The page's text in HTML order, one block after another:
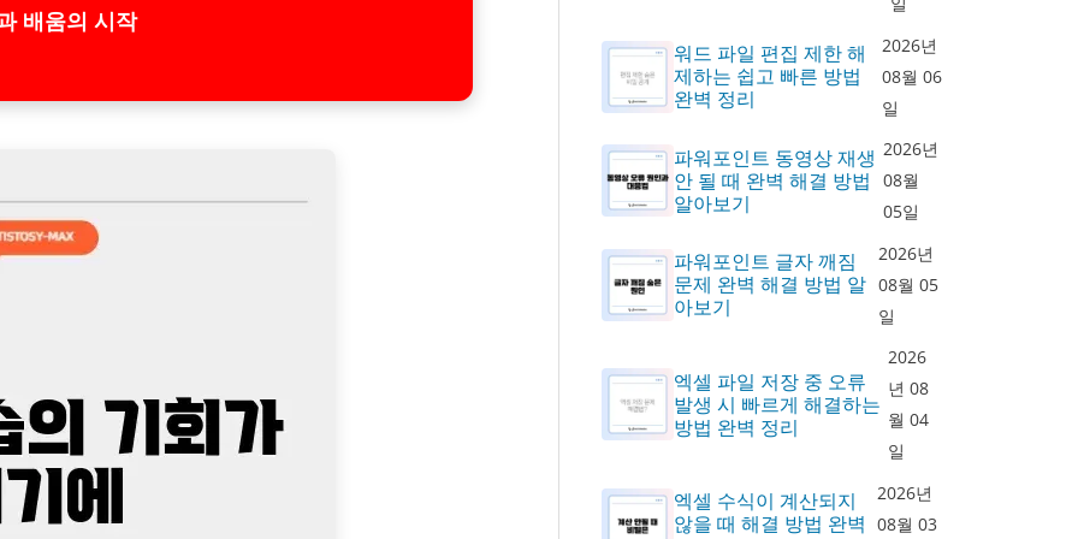
배움의 시작
워드 파일 편집 제한 해
제하는 쉽고 빠른 방법
완벽 정리
2026년
08월 06
일
파워포인트 동영상 재생
안 될 때 완벽 해결 방법
알아보기
2026년
08월
05일
파워포인트 글자 깨짐
문제 완벽 해결 방법 알
아보기
2026년
08월 05
일
엑셀 파일 저장 중 오류
발생 시 빠르게 해결하는
방법 완벽 정리
2026
년 08
월 04
일
엑셀 수식이 계산되지
않을 때 해결 방법 완벽
2026년
08월 03